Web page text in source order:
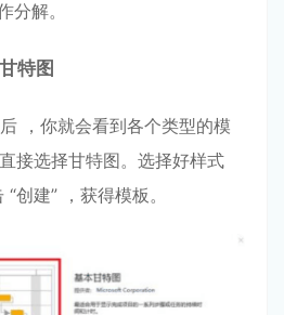
分解。
特图
，你就会看到各个类型的模
接选择⽢特图。选择好样式
创建” ，获得模板。